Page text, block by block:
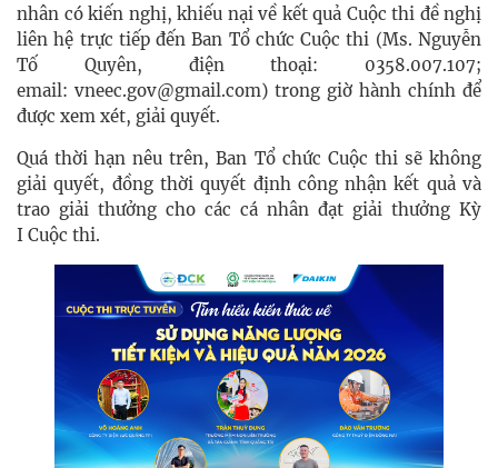
nhân có kiến nghị, khiếu nại về kết quả Cuộc thi đề nghị
liên hệ trực tiếp đến Ban Tổ chức Cuộc thi (Ms. Nguyễn
Tố Quyên, điện thoại: 0358.007.107;
email: vneec.gov@gmail.com) trong giờ hành chính để
được xem xét, giải quyết.
Quá thời hạn nêu trên, Ban Tổ chức Cuộc thi sẽ không
giải quyết, đồng thời quyết định công nhận kết quả và
trao giải thưởng cho các cá nhân đạt giải thưởng Kỳ
I Cuộc thi.​